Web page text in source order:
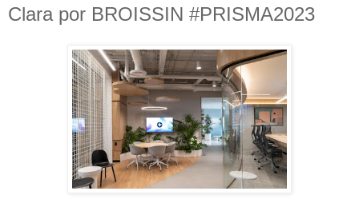
Clara por BROISSIN #PRISMA2023